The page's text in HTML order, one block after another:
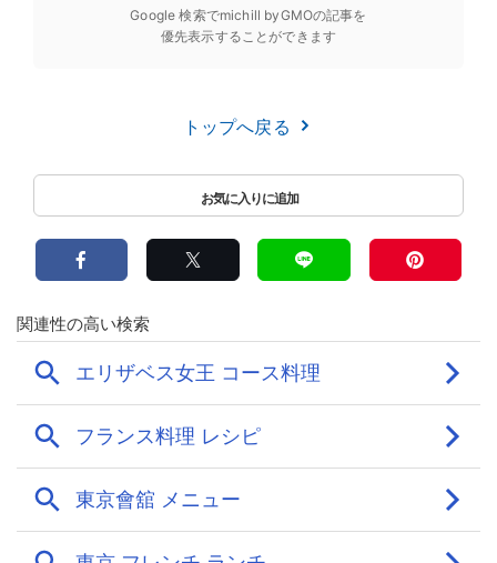
Google 検索でmichill byGMOの記事を
優先表示することができます
トップへ戻る